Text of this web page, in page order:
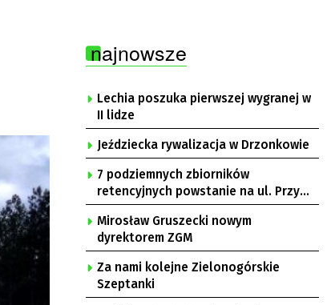
najnowsze
Lechia poszuka pierwszej wygranej w
II lidze
Jeździecka rywalizacja w Drzonkowie
7 podziemnych zbiorników
retencyjnych powstanie na ul. Przy
Gazowni
Mirosław Gruszecki nowym
dyrektorem ZGM
Za nami kolejne Zielonogórskie
Szeptanki